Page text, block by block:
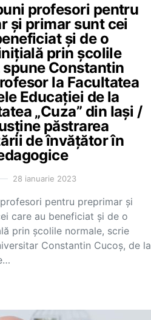
profesori pentru
și primar sunt cei
și de o
prin școlile
Constantin
la Facultatea
Educației de la
„Cuza” din Iași /
păstrarea
de învățător în
28 ianuarie 2023
pentru preprimar și
care au beneficiat și de o
prin școlile normale, scrie
Constantin Cucoș, de la